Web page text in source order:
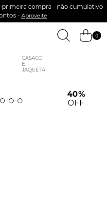
primeira compra - não cumulativo
- Aproveite
0
CASACO
E
JAQUETA
40%
OFF